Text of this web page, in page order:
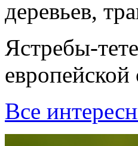
деревьев,
Ястребы-
Все